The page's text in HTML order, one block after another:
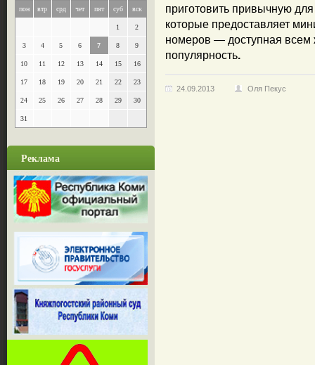
пон втр срд чет пят суб вск
1 2
3 4 5 6 7 8 9
10 11 12 13 14 15 16
17 18 19 20 21 22 23
24 25 26 27 28 29 30
31
Реклама
приготовить привычную
которые предоставляет
номеров — доступная
популярность.
24.09.2013 Оля Пекус